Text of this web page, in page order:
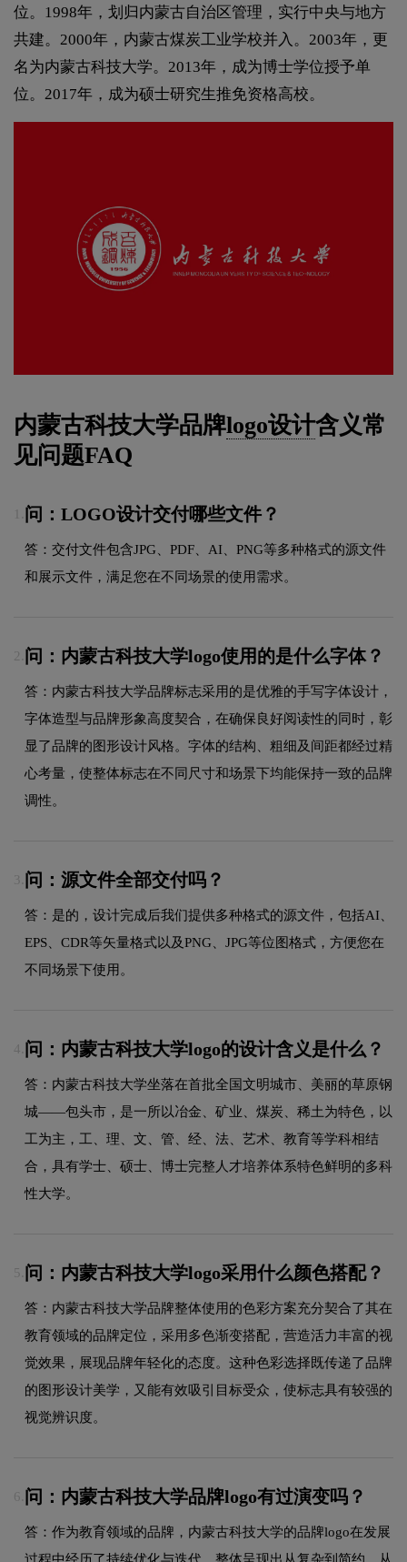
位。1998年，划归内蒙古自治区管理，实行中央与地方
共建。2000年，内蒙古煤炭工业学校并入。2003年，更
名为内蒙古科技大学。2013年，成为博士学位授予单
位。2017年，成为硕士研究生推免资格高校。
内蒙古科技大学品牌logo设计含义常
见问题FAQ
问：LOGO设计交付哪些文件？
答：交付文件包含JPG、PDF、AI、PNG等多种格式的源文件
和展示文件，满足您在不同场景的使用需求。
2. 问：内蒙古科技大学logo使用的是什么字体？
答：内蒙古科技大学品牌标志采用的是优雅的手写字体设计，
字体造型与品牌形象高度契合，在确保良好阅读性的同时，彰
显了品牌的图形设计风格。字体的结构、粗细及间距都经过精
心考量，使整体标志在不同尺寸和场景下均能保持一致的品牌
调性。
3. 问：源文件全部交付吗？
答：是的，设计完成后我们提供多种格式的源文件，包括AI、
EPS、CDR等矢量格式以及PNG、JPG等位图格式，方便您在
不同场景下使用。
4. 问：内蒙古科技大学logo的设计含义是什么？
答：内蒙古科技大学坐落在首批全国文明城市、美丽的草原钢
城——包头市，是一所以冶金、矿业、煤炭、稀土为特色，以
工为主，工、理、文、管、经、法、艺术、教育等学科相结
合，具有学士、硕士、博士完整人才培养体系特色鲜明的多科
性大学。
5. 问：内蒙古科技大学logo采用什么颜色搭配？
答：内蒙古科技大学品牌整体使用的色彩方案充分契合了其在
教育领域的品牌定位，采用多色渐变搭配，营造活力丰富的视
觉效果，展现品牌年轻化的态度。这种色彩选择既传递了品牌
的图形设计美学，又能有效吸引目标受众，使标志具有较强的
视觉辨识度。
6. 问：内蒙古科技大学品牌logo有过演变吗？
答：作为教育领域的品牌，内蒙古科技大学的品牌logo在发展